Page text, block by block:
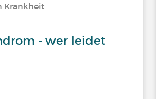
Krankheit
- wer leidet